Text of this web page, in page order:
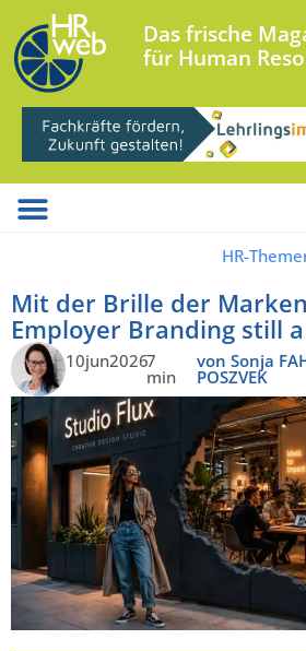
Das frische
für Human
HR-
Mit der Brille der
Employer Branding still
10jun20267
min
von Sonja
POSZVEK